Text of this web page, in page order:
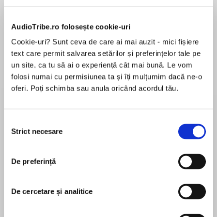
AudioTribe.ro folosește cookie-uri
Cookie-uri? Sunt ceva de care ai mai auzit - mici fișiere
text care permit salvarea setărilor și preferințelor tale pe
un site, ca tu să ai o experiență cât mai bună. Le vom
folosi numai cu permisiunea ta și îți mulțumim dacă ne-o
oferi. Poți schimba sau anula oricând acordul tău.
consimțământului
Strict necesare
De preferință
De cercetare și analitice
Despre carte
Return to the magical world of Enchantia in the
captivating third series of Magic Ballerina by
Darcey Bussell!
of the gifts isn't all that it seems. Princess
Aurora's parents, King Tristan and Princess
Sleeping Beauty’s spinning wheel that they
face… in the magic tiara!
În acest moment nu există recenzii